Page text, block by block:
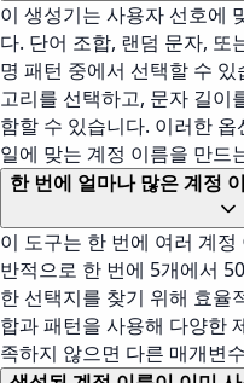
이 생성기는 사용자 선호에
다. 단어 조합, 랜덤 문자,
명 패턴 중에서 선택할 수
고리를 선택하고, 문자 길이
함할 수 있습니다. 이러한
일에 맞는 계정 이름을 만드
한 번에 얼마나 많은 계정
이 도구는 한 번에 여러 계
반적으로 한 번에 5개에서
한 선택지를 찾기 위해 효율
합과 패턴을 사용해 다양한
족하지 않으면 다른 매개변